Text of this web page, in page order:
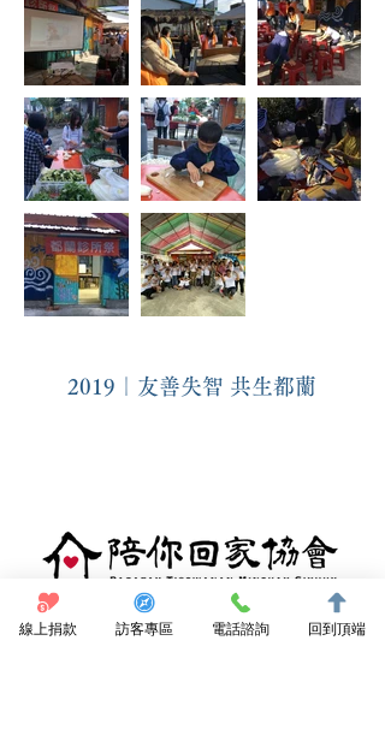
2019｜友善失智 共生都蘭
點我捐款支持
線上捐款 訪客專區 電話諮詢 回到頂端